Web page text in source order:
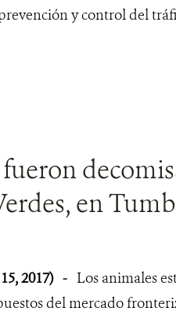
y control del
en
2017) - Los animales
del mercado